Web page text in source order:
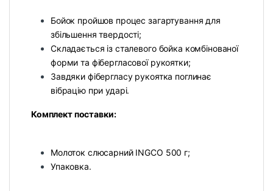
Бойок пройшов процес загартування для
збільшення твердості;
Складається із сталевого бойка комбінованої
форми та фібергласової рукоятки;
Завдяки фібергласу рукоятка поглинає
вібрацію при ударі.
Комплект поставки:
Молоток слюсарний INGCO 500 г;
Упаковка.